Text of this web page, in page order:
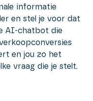
informatie
en stel je voor dat
AI-chatbot die
en jou zo het
vraag die je stelt.